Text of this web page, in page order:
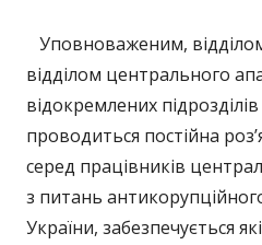
Уповноваженим,
відділом центрального
відокремлених
проводиться постійна
серед працівників
з питань
України, забезпечується